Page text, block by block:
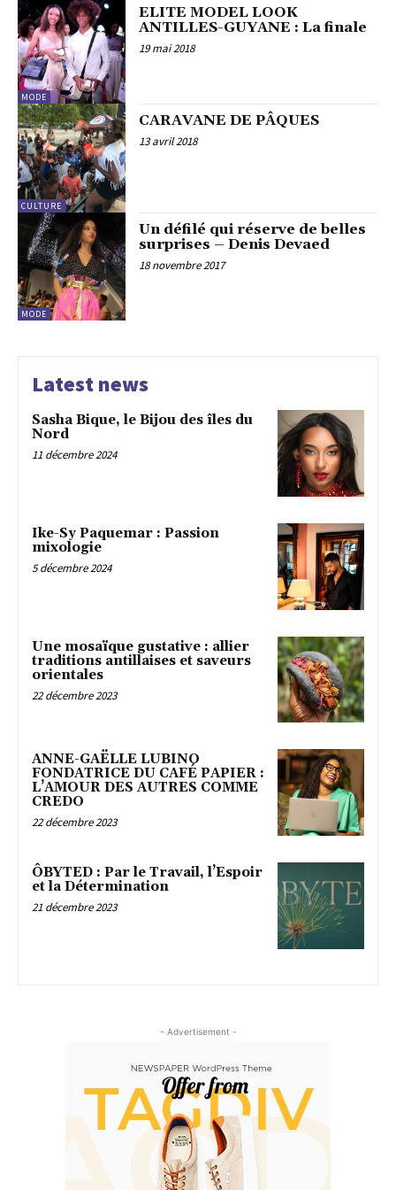
MODE
ELITE MODEL LOOK
ANTILLES-GUYANE : La finale
19 mai 2018
CULTURE
CARAVANE DE PÂQUES
13 avril 2018
MODE
Un défilé qui réserve de belles
surprises – Denis Devaed
18 novembre 2017
Latest news
Sasha Bique, le Bijou des îles du
Nord
11 décembre 2024
Ike-Sy Paquemar : Passion
mixologie
5 décembre 2024
Une mosaïque gustative : allier
traditions antillaises et saveurs
orientales
22 décembre 2023
ANNE-GAËLLE LUBINO
FONDATRICE DU CAFÉ PAPIER :
L’AMOUR DES AUTRES COMME
CREDO
22 décembre 2023
ÔBYTED : Par le Travail, l’Espoir
et la Détermination
21 décembre 2023
- Advertisement -